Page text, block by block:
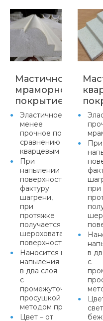
Мастичное
мраморное
покрытие
Эластичное,
менее
прочное по
сравнению с
кварцевым
При
напылении придает
поверхности
фактуру
шагрени,
при
протяжке
получается
шероховатая
поверхность
Наносится методом
напыления
в два слоя
с
промежуточной
просушкой или
методом протяжки
Цвет – от
При
при
в
с